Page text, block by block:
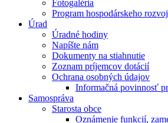
Fotogaléria
Program hospodárskeho
Úrad
Úradné hodiny
Napíšte nám
Dokumenty na stiahnutie
Zoznam príjemcov dotácií
Ochrana osobných údajov
Informačná povinnosť
Samospráva
Starosta obce
Oznámenie funkcií,